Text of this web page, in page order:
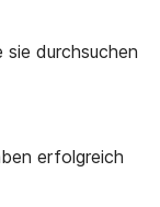
sie durchsuchen
erfolgreich